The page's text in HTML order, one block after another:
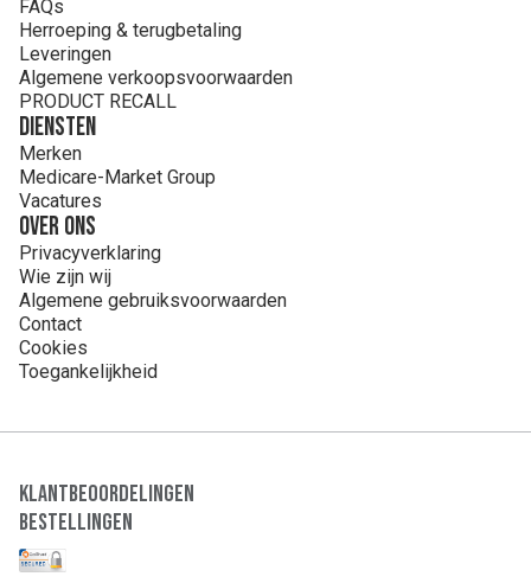
meidoorn)
vloeibaar
extract
Passiflora incarnata L. (Passiebloem - bovengrondse
delen) vloeibaar extract 3,25 g, Ballota
nigra L. (Stinkende ballote - bovengrondse delen) vloeibaar
extract 3,25 g, Crataegus laevigata
DC. (Tweestijlige meidoorn - bloeiende top) vloeibaar
extract 3,25 g per 1 ml en de zoetstof
natrium sacharine (E954). SEDIPLUS Relax Direct bevat
alcohol 6 % vol.
FAQs
Herroeping & terugbetaling
Leveringen
Algemene verkoopsvoorwaarden
PRODUCT RECALL
Diensten
Merken
Medicare-Market Group
Vacatures
Over ons
Privacyverklaring
Wie zijn wij
Algemene gebruiksvoorwaarden
Contact
Cookies
Toegankelijkheid
Klantbeoordelingen
Bestellingen